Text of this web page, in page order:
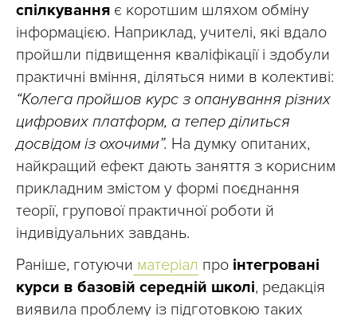
спілкування є коротшим шляхом обміну
інформацією. Наприклад, учителі, які вдало
пройшли підвищення кваліфікації і здобули
практичні вміння, діляться ними в колективі:
“Колега пройшов курс з опанування різних
цифрових платформ, а тепер ділиться
досвідом із охочими”. На думку опитаних,
найкращий ефект дають заняття з корисним
прикладним змістом у формі поєднання
теорії, групової практичної роботи й
індивідуальних завдань.
Раніше, готуючи матеріал про інтегровані
курси в базовій середній школі, редакція
виявила проблему із підготовкою таких